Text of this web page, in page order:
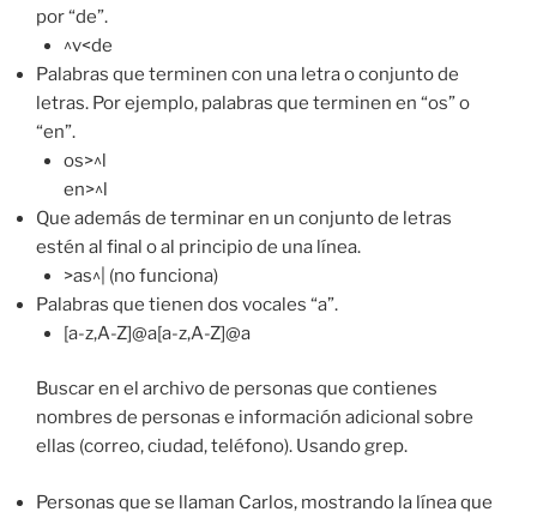
por “de”.
^v<de
Palabras que terminen con una letra o conjunto de
letras. Por ejemplo, palabras que terminen en “os” o
“en”.
os>^l
en>^l
Que además de terminar en un conjunto de letras
estén al final o al principio de una línea.
>as^| (no funciona)
Palabras que tienen dos vocales “a”.
[a-z,A-Z]@a[a-z,A-Z]@a
Buscar en el archivo de personas que contienes
nombres de personas e información adicional sobre
ellas (correo, ciudad, teléfono). Usando grep.
Personas que se llaman Carlos, mostrando la línea que